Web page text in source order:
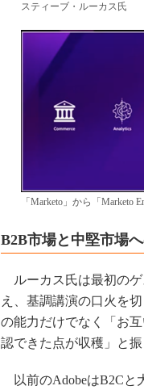
スティーブ・ルーカス氏
「Marketo」から「Marketo
B2B市場と中堅市場
ルーカス氏は最初のゲ
え、基調講演の口火を
の能力だけでなく「お
認できた点が収穫」と振
以前のAdobeはB2Cと